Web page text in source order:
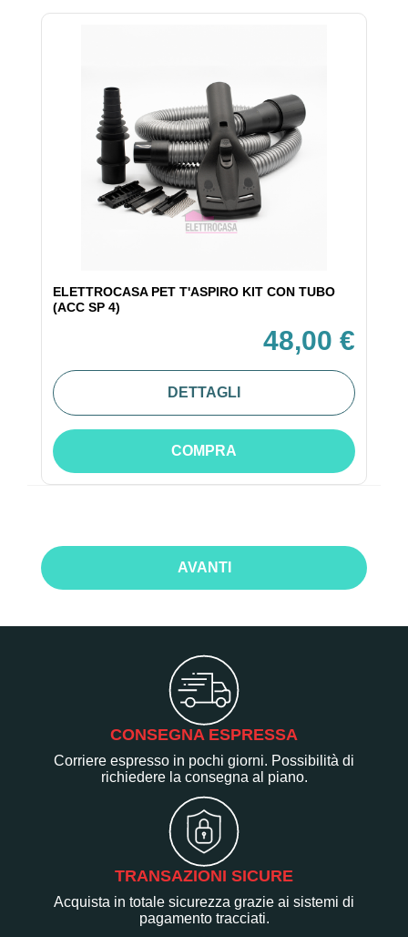
ELETTROCASA PET T'ASPIRO KIT CON TUBO
(ACC SP 4)
48,00 €
DETTAGLI
COMPRA
AVANTI
CONSEGNA ESPRESSA
Corriere espresso in pochi giorni. Possibilità di
richiedere la consegna al piano.
TRANSAZIONI SICURE
Acquista in totale sicurezza grazie ai sistemi di
pagamento tracciati.